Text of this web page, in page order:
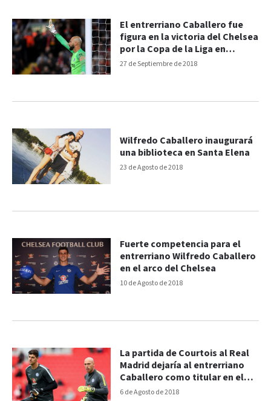
27 de Septiembre de 2018
El entrerriano Caballero fue
figura en la victoria del Chelsea
por la Copa de la Liga en
Inglaterra
23 de Agosto de 2018
Wilfredo Caballero inaugurará
una biblioteca en Santa Elena
10 de Agosto de 2018
Fuerte competencia para el
entrerriano Wilfredo Caballero
en el arco del Chelsea
6 de Agosto de 2018
La partida de Courtois al Real
Madrid dejaría al entrerriano
Caballero como titular en el
Chelsea